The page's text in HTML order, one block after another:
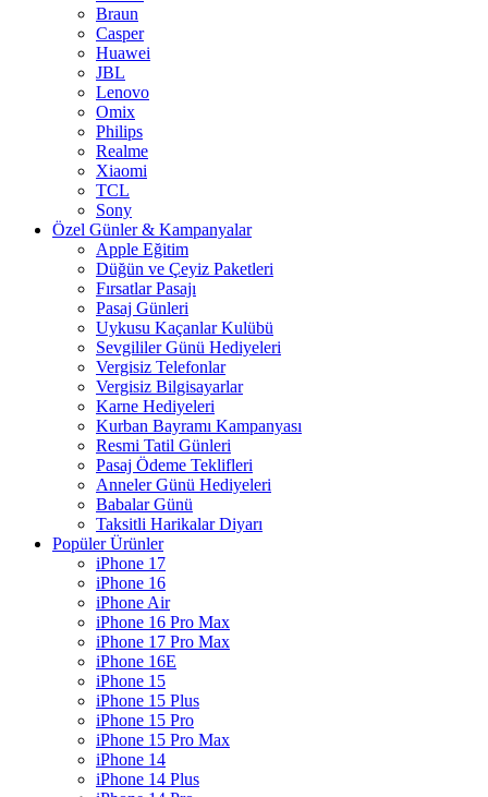
Braun
Casper
Huawei
JBL
Lenovo
Omix
Philips
Realme
Xiaomi
TCL
Sony
Özel Günler & Kampanyalar
Apple Eğitim
Düğün ve Çeyiz Paketleri
Fırsatlar Pasajı
Pasaj Günleri
Uykusu Kaçanlar Kulübü
Sevgililer Günü Hediyeleri
Vergisiz Telefonlar
Vergisiz Bilgisayarlar
Karne Hediyeleri
Kurban Bayramı Kampanyası
Resmi Tatil Günleri
Pasaj Ödeme Teklifleri
Anneler Günü Hediyeleri
Babalar Günü
Taksitli Harikalar Diyarı
Popüler Ürünler
iPhone 17
iPhone 16
iPhone Air
iPhone 16 Pro Max
iPhone 17 Pro Max
iPhone 16E
iPhone 15
iPhone 15 Plus
iPhone 15 Pro
iPhone 15 Pro Max
iPhone 14
iPhone 14 Plus